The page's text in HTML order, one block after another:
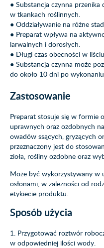
● Substancja czynna przenika
w tkankach roślinnych.
● Oddziaływanie na różne
● Preparat wpływa na
larwalnych i dorosłych.
● Długi czas obecności w liściu
● Substancja czynna może
do około 10 dni po
Zastosowanie
Preparat stosuje się w formie
uprawnych oraz ozdobnych
owadów ssących, gryzących
przeznaczony jest do
zioła, rośliny ozdobne oraz
Może być wykorzystywany w
osłonami, w zależności od
etykiecie produktu.
Sposób użycia
1. Przygotować roztwór
w odpowiedniej ilości wody.